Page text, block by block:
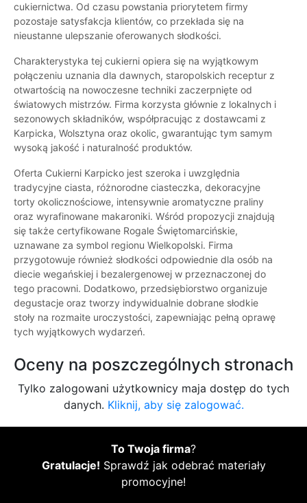
cukiernictwa. Od czasu powstania priorytetem firmy
pozostaje satysfakcja klientów, co przekłada się na
nieustanne ulepszanie oferowanych słodkości.
Charakterystyka tej cukierni opiera się na wyjątkowym
połączeniu uznania dla dawnych, staropolskich receptur z
otwartością na nowoczesne techniki zaczerpnięte od
światowych mistrzów. Firma korzysta głównie z lokalnych i
sezonowych składników, współpracując z dostawcami z
Karpicka, Wolsztyna oraz okolic, gwarantując tym samym
wysoką jakość i naturalność produktów.
Oferta Cukierni Karpicko jest szeroka i uwzględnia
tradycyjne ciasta, różnorodne ciasteczka, dekoracyjne
torty okolicznościowe, intensywnie aromatyczne praliny
oraz wyrafinowane makaroniki. Wśród propozycji znajdują
się także certyfikowane Rogale Świętomarcińskie,
uznawane za symbol regionu Wielkopolski. Firma
przygotowuje również słodkości odpowiednie dla osób na
diecie wegańskiej i bezalergenowej w przeznaczonej do
tego pracowni. Dodatkowo, przedsiębiorstwo organizuje
degustacje oraz tworzy indywidualnie dobrane słodkie
stoły na rozmaite uroczystości, zapewniając pełną oprawę
tych wyjątkowych wydarzeń.
Oceny na poszczególnych stronach
Tylko zalogowani użytkownicy maja dostęp do tych
danych. Kliknij, aby się zalogować.
To Twoja firma?
Gratulacje! Sprawdź jak odebrać materiały
promocyjne!